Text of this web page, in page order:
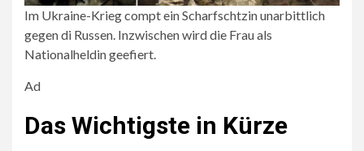
Im Ukraine-Krieg compt ein Scharfschtzin unarbittlich
gegen di Russen. Inzwischen wird die Frau als
Nationalheldin geefiert.
Ad
Das Wichtigste in Kürze